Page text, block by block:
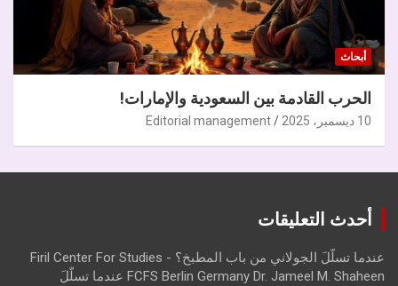
أبحاث
الحرب القادمة بين السعودية والإمارات!
10 ديسمبر، 2025 Editorial management
أحدث التعليقات
عندما تسلّلَ الجولاني من باب المطبخ؟ - Firil Center For Studies
FCFS Berlin Germany Dr. Jameel M. Shaheen عندما تسلّلَ